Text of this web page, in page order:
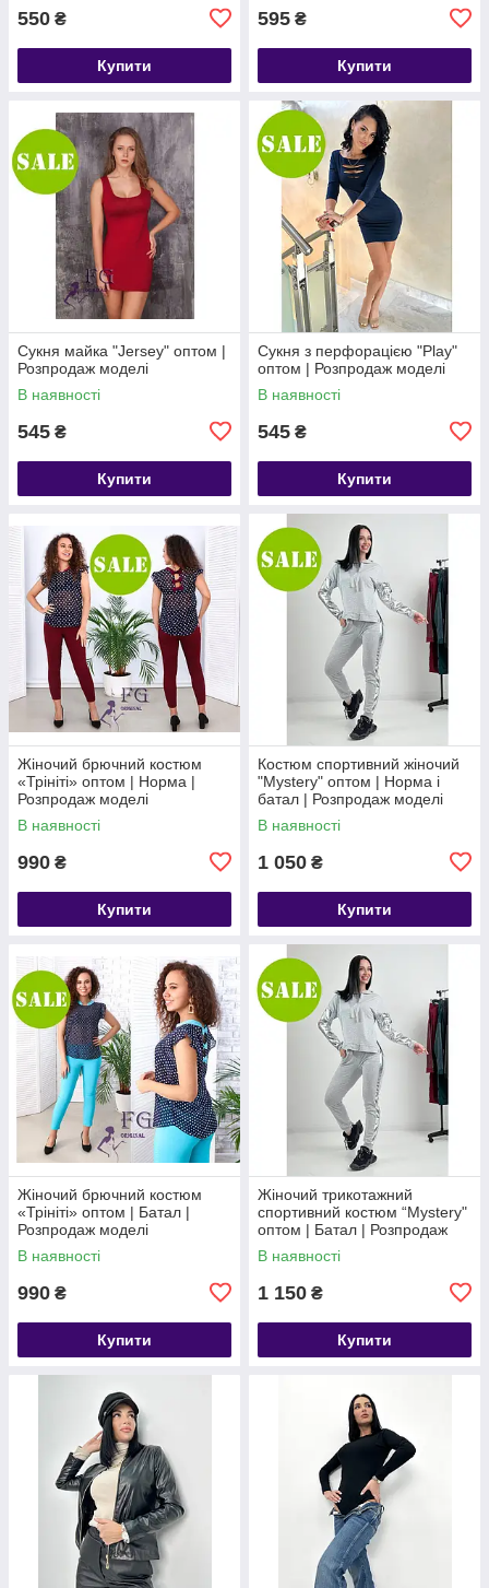
550 ₴
Купити
595 ₴
Купити
Сукня майка "Jersey" оптом |
Розпродаж моделі
В наявності
545 ₴
Купити
Сукня з перфорацією "Play"
оптом | Розпродаж моделі
В наявності
545 ₴
Купити
Жіночий брючний костюм
«Трініті» оптом | Норма |
Розпродаж моделі
В наявності
990 ₴
Купити
Костюм спортивний жіночий
"Mystery" оптом | Норма і
батал | Розпродаж моделі
В наявності
1 050 ₴
Купити
Жіночий брючний костюм
«Трініті» оптом | Батал |
Розпродаж моделі
В наявності
990 ₴
Купити
Жіночий трикотажний
спортивний костюм “Mystery"
оптом | Батал | Розпродаж
моделі
В наявності
1 150 ₴
Купити